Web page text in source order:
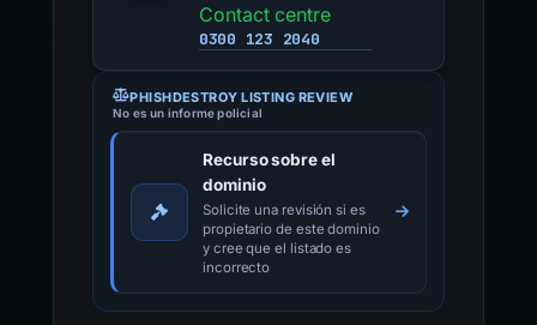
Contact centre
0300 123 2040
PHISHDESTROY LISTING REVIEW
No es un informe policial
Recurso sobre el
dominio
Solicite una revisión si es
propietario de este dominio
y cree que el listado es
incorrecto